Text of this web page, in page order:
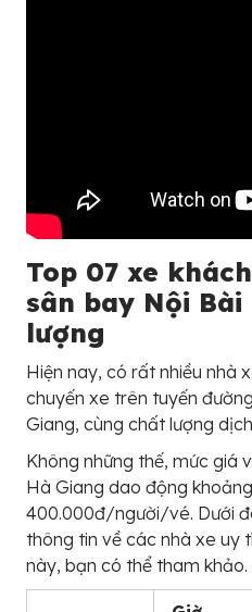
Top 07 xe
sân bay Nội
lượng
Hiện nay, có rất nhiều nhà
chuyến xe trên tuyến
Giang, cùng chất lượng
Không những thế, mức giá
Hà Giang dao động
400.000đ/người/vé. Dưới
thông tin về các nhà xe uy
này, bạn có thể tham khảo.